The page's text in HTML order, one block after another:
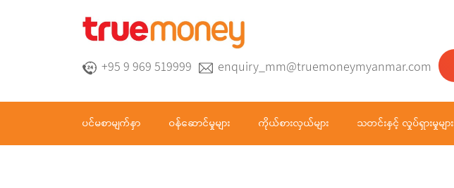
+95 9 969 519999 enquiry_mm@truemoneymyanmar.com
ပင်မစာမျက်နှာ ဝန်ဆောင်မှုများ ကိုယ်စားလှယ်များ သတင်းနှင့် လှုပ်ရှားမှုများ